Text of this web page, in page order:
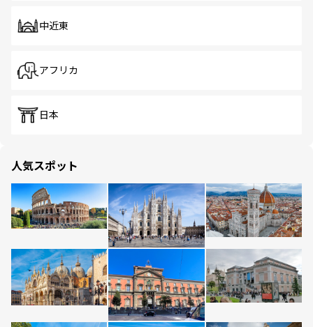
中近東
アフリカ
日本
人気スポット